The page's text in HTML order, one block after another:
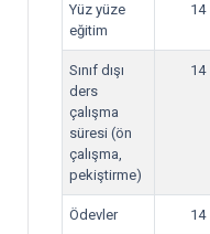
Yüz yüze
eğitim
14
Sınıf dışı
ders
çalışma
süresi (ön
çalışma,
pekiştirme)
14
Ödevler 14